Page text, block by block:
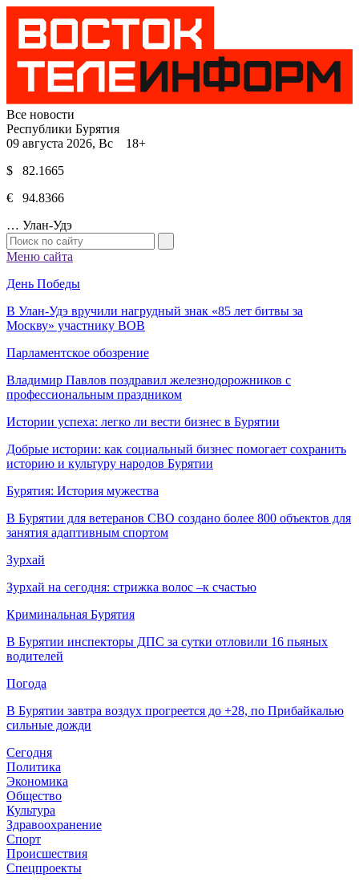
Все новости
Республики Бурятия
09 августа 2026, Вс 18+
$ 82.1665
€ 94.8366
… Улан-Удэ
Меню сайта
День Победы
В Улан-Удэ вручили нагрудный знак «85 лет битвы за
Москву» участнику ВОВ
Парламентское обозрение
Владимир Павлов поздравил железнодорожников с
профессиональным праздником
Истории успеха: легко ли вести бизнес в Бурятии
Добрые истории: как социальный бизнес помогает сохранить
историю и культуру народов Бурятии
Бурятия: История мужества
В Бурятии для ветеранов СВО создано более 800 объектов для
занятия адаптивным спортом
Зурхай
Зурхай на сегодня: стрижка волос –к счастью
Криминальная Бурятия
В Бурятии инспекторы ДПС за сутки отловили 16 пьяных
водителей
Погода
В Бурятии завтра воздух прогреется до +28, по Прибайкалью
сильные дожди
Сегодня
Политика
Экономика
Общество
Культура
Здравоохранение
Спорт
Происшествия
Спецпроекты